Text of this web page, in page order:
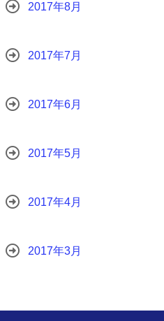
2017年8月
2017年7月
2017年6月
2017年5月
2017年4月
2017年3月